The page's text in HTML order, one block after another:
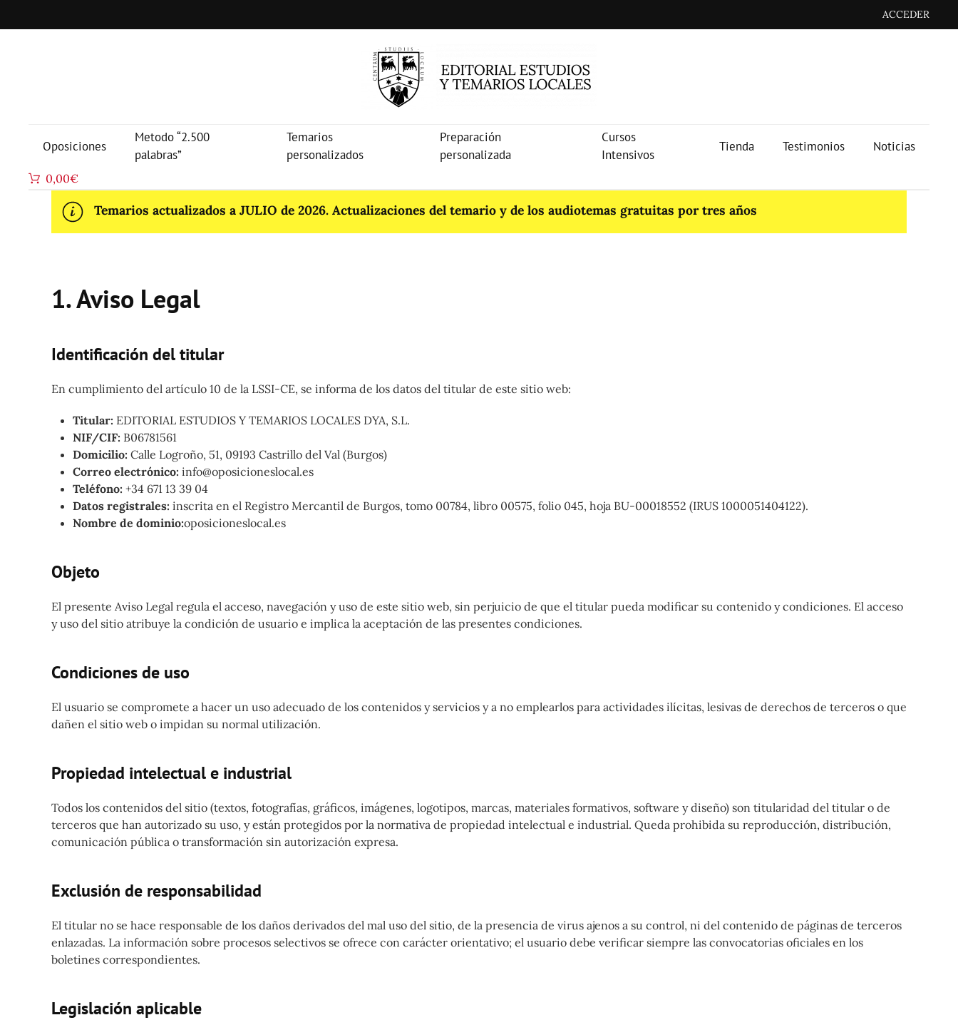
ACCEDER
Oposiciones
Metodo “2.500
palabras”
Temarios
personalizados
Preparación
personalizada
Cursos
Intensivos
Tienda Testimonios Noticias
0,00€
Temarios actualizados a JULIO de 2026. Actualizaciones del temario y de los audiotemas gratuitas por tres años
1. Aviso Legal
Identificación del titular
En cumplimiento del artículo 10 de la LSSI-CE, se informa de los datos del titular de este sitio web:
Titular: EDITORIAL ESTUDIOS Y TEMARIOS LOCALES DYA, S.L.
NIF/CIF: B06781561
Domicilio: Calle Logroño, 51, 09193 Castrillo del Val (Burgos)
Correo electrónico: info@oposicioneslocal.es
Teléfono: +34 671 13 39 04
Datos registrales: inscrita en el Registro Mercantil de Burgos, tomo 00784, libro 00575, folio 045, hoja BU-00018552 (IRUS 1000051404122).
Nombre de dominio:oposicioneslocal.es
Objeto
El presente Aviso Legal regula el acceso, navegación y uso de este sitio web, sin perjuicio de que el titular pueda modificar su contenido y condiciones. El acceso
y uso del sitio atribuye la condición de usuario e implica la aceptación de las presentes condiciones.
Condiciones de uso
El usuario se compromete a hacer un uso adecuado de los contenidos y servicios y a no emplearlos para actividades ilícitas, lesivas de derechos de terceros o que
dañen el sitio web o impidan su normal utilización.
Propiedad intelectual e industrial
Todos los contenidos del sitio (textos, fotografías, gráficos, imágenes, logotipos, marcas, materiales formativos, software y diseño) son titularidad del titular o de
terceros que han autorizado su uso, y están protegidos por la normativa de propiedad intelectual e industrial. Queda prohibida su reproducción, distribución,
comunicación pública o transformación sin autorización expresa.
Exclusión de responsabilidad
El titular no se hace responsable de los daños derivados del mal uso del sitio, de la presencia de virus ajenos a su control, ni del contenido de páginas de terceros
enlazadas. La información sobre procesos selectivos se ofrece con carácter orientativo; el usuario debe verificar siempre las convocatorias oficiales en los
boletines correspondientes.
Legislación aplicable